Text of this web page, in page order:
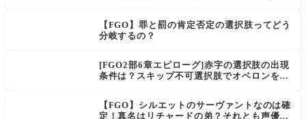
【FGO】罪と罰の肯定否定の選択肢ってどう
分岐するの？
[FGO2部6章エピローグ]赤字の選択肢の出現
条件は？スキップ不可選択肢でオベロンを疑
【FGO】シルエットのサーヴァントなのは確
定！真名はリチャードの弟？それとも声優さ